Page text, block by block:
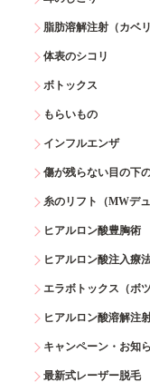
脂肪溶解注射（カベ
体表のシコリ
ボトックス
もらいもの
インフルエンザ
傷が残らない目の下
糸のリフト（MWデュ
ヒアルロン酸豊胸術
ヒアルロン酸注入療
エラボトックス（ボ
ヒアルロン酸溶解注
キャンペーン・お知
最新式レーザー脱毛